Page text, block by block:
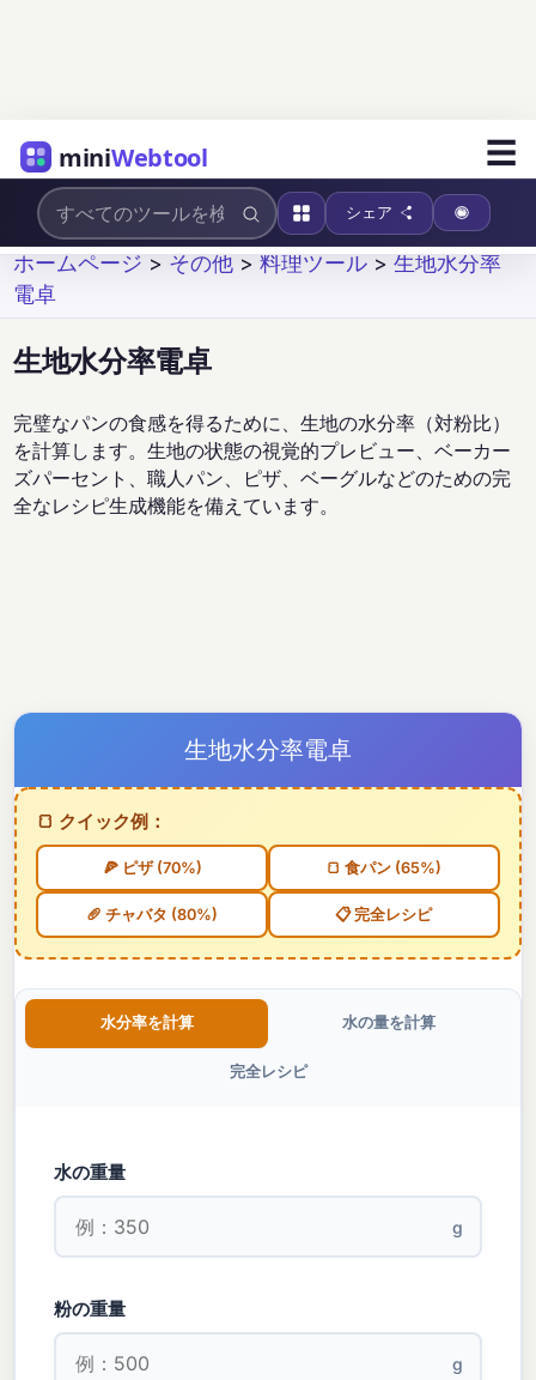
miniWebtool ☰
シェア
ホームページ>その他>料理ツール>生地水分率
電卓
生地水分率電卓
完璧なパンの食感を得るために、生地の水分率（対粉比）
を計算します。生地の状態の視覚的プレビュー、ベーカー
ズパーセント、職人パン、ピザ、ベーグルなどのための完
全なレシピ生成機能を備えています。
生地水分率電卓
🍞 クイック例：
🍕 ピザ (70%) 🍞 食パン (65%)
🥖 チャバタ (80%) 📋 完全レシピ
水分率を計算 水の量を計算
完全レシピ
水の重量
g
粉の重量
g